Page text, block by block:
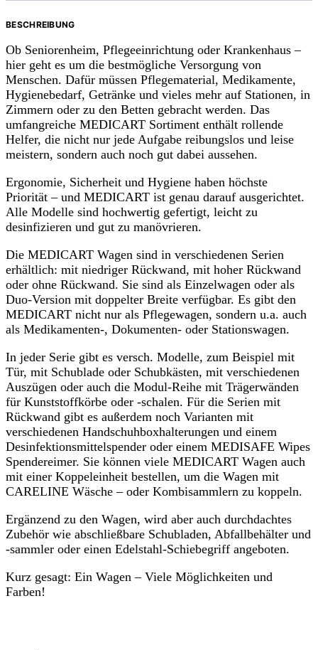
BESCHREIBUNG
Ob Seniorenheim, Pflegeeinrichtung oder Krankenhaus –
hier geht es um die bestmögliche Versorgung von
Menschen. Dafür müssen Pflegematerial, Medikamente,
Hygienebedarf, Getränke und vieles mehr auf Stationen, in
Zimmern oder zu den Betten gebracht werden. Das
umfangreiche MEDICART Sortiment enthält rollende
Helfer, die nicht nur jede Aufgabe reibungslos und leise
meistern, sondern auch noch gut dabei aussehen.
Ergonomie, Sicherheit und Hygiene haben höchste
Priorität – und MEDICART ist genau darauf ausgerichtet.
Alle Modelle sind hochwertig gefertigt, leicht zu
desinfizieren und gut zu manövrieren.
Die MEDICART Wagen sind in verschiedenen Serien
erhältlich: mit niedriger Rückwand, mit hoher Rückwand
oder ohne Rückwand. Sie sind als Einzelwagen oder als
Duo-Version mit doppelter Breite verfügbar. Es gibt den
MEDICART nicht nur als Pflegewagen, sondern u.a. auch
als Medikamenten-, Dokumenten- oder Stationswagen.
In jeder Serie gibt es versch. Modelle, zum Beispiel mit
Tür, mit Schublade oder Schubkästen, mit verschiedenen
Auszügen oder auch die Modul-Reihe mit Trägerwänden
für Kunststoffkörbe oder -schalen. Für die Serien mit
Rückwand gibt es außerdem noch Varianten mit
verschiedenen Handschuhboxhalterungen und einem
Desinfektionsmittelspender oder einem MEDISAFE Wipes
Spendereimer. Sie können viele MEDICART Wagen auch
mit einer Koppeleinheit bestellen, um die Wagen mit
CARELINE Wäsche – oder Kombisammlern zu koppeln.
Ergänzend zu den Wagen, wird aber auch durchdachtes
Zubehör wie abschließbare Schubladen, Abfallbehälter und
-sammler oder einen Edelstahl-Schiebegriff angeboten.
Kurz gesagt: Ein Wagen – Viele Möglichkeiten und
Farben!